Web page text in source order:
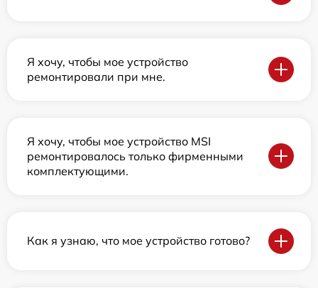
Я хочу, чтобы мое устройство
ремонтировали при мне.
Я хочу, чтобы мое устройство MSI
ремонтировалось только фирменными
комплектующими.
Как я узнаю, что мое устройство готово?